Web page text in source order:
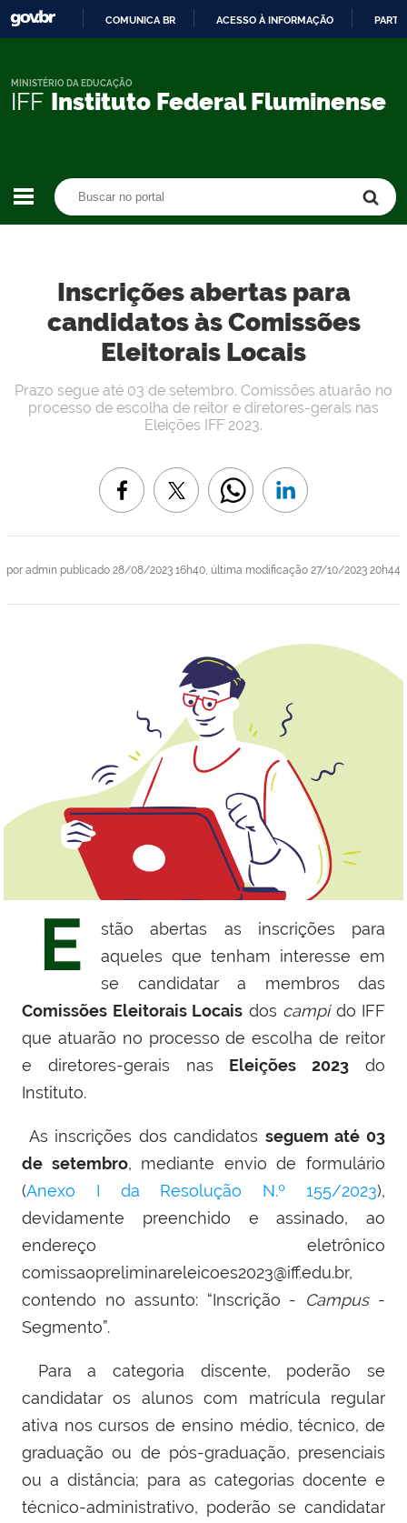
CONTEÚDO
COMUNICA BR ACESSO À INFORMAÇÃO
IFF Instituto Federal Fluminense
MINISTÉRIO DA EDUCAÇÃO
Inscrições abertas para
candidatos às Comissões
Eleitorais Locais
por admin publicado 28/08/2023 16h40, última modificação 27/10/2023 20h44
Prazo segue até 03 de setembro. Comissões atuarão no
processo de escolha de reitor e diretores-gerais nas
Eleições IFF 2023.
E
stão abertas as inscrições para
aqueles que tenham interesse em
se candidatar a membros das
Comissões Eleitorais Locais dos campido IFF
que atuarão no processo de escolha de reitor
e diretores-gerais nas Eleições 2023 do
Instituto.
As inscrições dos candidatos seguem até 03
de setembro, mediante envio de formulário
(Anexo I da Resolução N.º 155/2023),
devidamente preenchido e assinado, ao
endereço eletrônico
comissaopreliminareleicoes2023@iff.edu.br,
contendo no assunto: “Inscrição - Campus-
Segmento”.
Para a categoria discente, poderão se
candidatar os alunos com matrícula regular
ativa nos cursos de ensino médio, técnico, de
graduação ou de pós-graduação, presenciais
ou a distância; para as categorias docente e
técnico-administrativo, poderão se candidatar